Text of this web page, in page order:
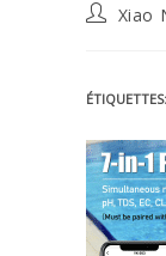
Auteur/
Xiao
ÉTIQUETTES: